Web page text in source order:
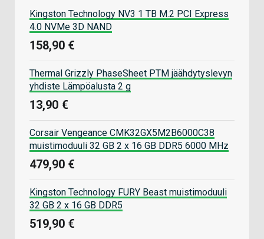
Kingston Technology NV3 1 TB M.2 PCI Express
4.0 NVMe 3D NAND
158,90 €
Thermal Grizzly PhaseSheet PTM jäähdytyslevyn
yhdiste Lämpöalusta 2 g
13,90 €
Corsair Vengeance CMK32GX5M2B6000C38
muistimoduuli 32 GB 2 x 16 GB DDR5 6000 MHz
479,90 €
Kingston Technology FURY Beast muistimoduuli
32 GB 2 x 16 GB DDR5
519,90 €